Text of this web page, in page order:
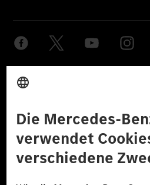
© 2026 Mercedes-Benz Group AG. Alle